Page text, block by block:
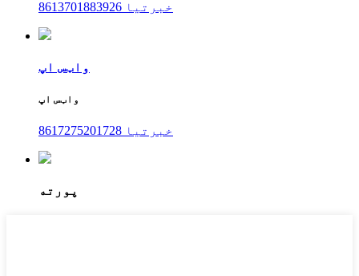
8613701883926 خبرتیا
واټس اپ
واټس اپ
8617275201728 خبرتیا
پورته